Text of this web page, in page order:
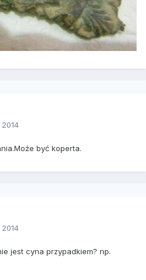
być koperta.
jest cyna przypadkiem? np.